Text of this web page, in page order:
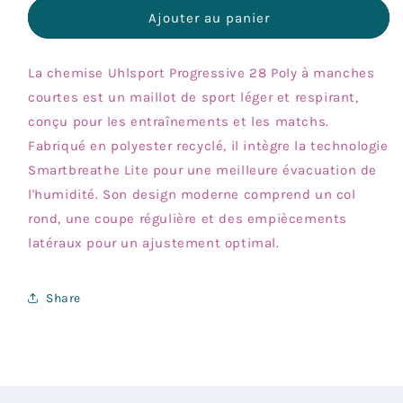
T-
Chastre
(article
pack)
de
T-
Chastre
(article
pack)
Ajouter au panier
La chemise Uhlsport Progressive 28 Poly à manches
courtes est un maillot de sport léger et respirant,
conçu pour les entraînements et les matchs.
Fabriqué en polyester recyclé, il intègre la technologie
Smartbreathe Lite pour une meilleure évacuation de
l'humidité. Son design moderne comprend un col
rond, une coupe régulière et des empiècements
latéraux pour un ajustement optimal.
Share